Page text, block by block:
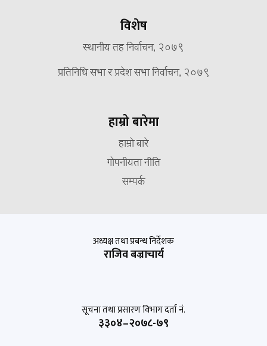
विशेष
स्थानीय तह निर्वाचन, २०७९
प्रतिनिधि सभा र प्रदेश सभा निर्वाचन, २०७९
हाम्रो बारेमा
हाम्रो बारे
गोपनीयता नीति
सम्पर्क
अध्यक्ष तथा प्रबन्ध निर्देशक
राजिव बज्राचार्य
सूचना तथा प्रसारण विभाग दर्ता नं.
३३०४–२०७८-७९